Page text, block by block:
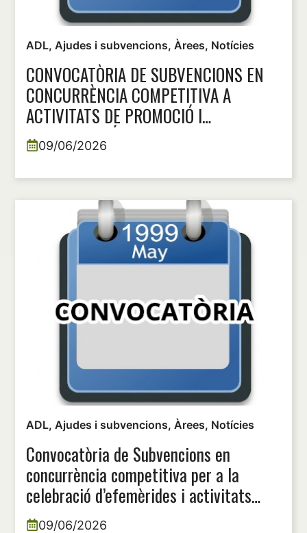
ADL, Ajudes i subvencions, Àrees, Notícies
CONVOCATÒRIA DE SUBVENCIONS EN
CONCURRÈNCIA COMPETITIVA A
ACTIVITATS DE PROMOCIÓ I
DINAMITZACIÓ DEL SECTOR COMERCIAL
EN EL MUNICIPI DE MURO DE ALCOY,
ANUALITAT 2026.
09/06/2026
ADL, Ajudes i subvencions, Àrees, Notícies
Convocatòria de Subvencions en
concurrència competitiva per a la
celebració d’efemèrides i activitats
d’interès especial, anualitat 2026.
09/06/2026